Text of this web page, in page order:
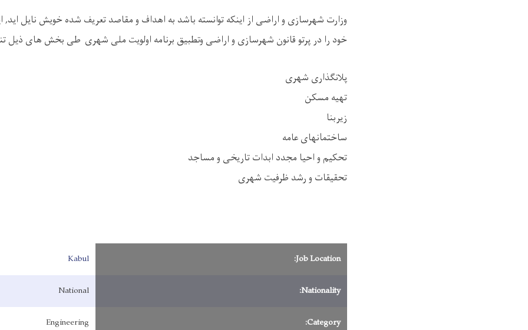
وزارت شهرسازی و اراضی از اینکه توانسته باشد به اهداف و مقاصد تعریف شده خویش نایل اید,
خود را در پرتو قانون شهرسازی و اراضی وتطبیق برنامه اولویت ملی شهری طی بخش های ذیل
پلانگذاری شهری
تهیه مسکن
زیربنا
ساختمانهای عامه
تحکیم و احیا مجدد ابدات تاریخی و مساجد
تحقیقات و رشد ظرفیت شهری
Job Location:
Kabul
Nationality:
National
Category:
Engineering